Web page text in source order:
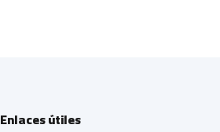
Enlaces útiles